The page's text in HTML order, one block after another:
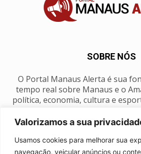
Valorizamos a sua
Usamos cookies para melhorar sua
navegação, veicular anúncios ou
SOBRE NÓS
O Portal Manaus Alerta é sua
tempo real sobre Manaus e o
política, economia, cultura e